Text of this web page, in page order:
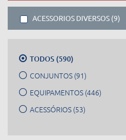
ACESSORIOS DIVERSOS (9)
TODOS (590)
CONJUNTOS (91)
EQUIPAMENTOS (446)
ACESSÓRIOS (53)